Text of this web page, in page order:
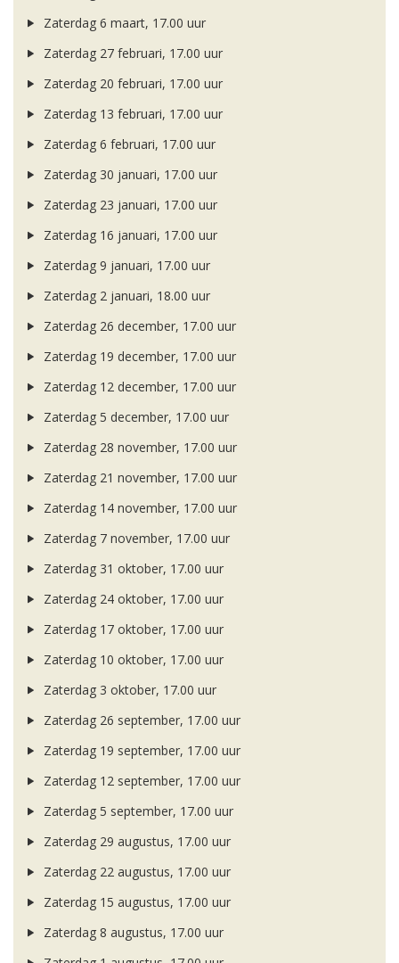
Zaterdag 6 maart, 17.00 uur
Zaterdag 27 februari, 17.00 uur
Zaterdag 20 februari, 17.00 uur
Zaterdag 13 februari, 17.00 uur
Zaterdag 6 februari, 17.00 uur
Zaterdag 30 januari, 17.00 uur
Zaterdag 23 januari, 17.00 uur
Zaterdag 16 januari, 17.00 uur
Zaterdag 9 januari, 17.00 uur
Zaterdag 2 januari, 18.00 uur
Zaterdag 26 december, 17.00 uur
Zaterdag 19 december, 17.00 uur
Zaterdag 12 december, 17.00 uur
Zaterdag 5 december, 17.00 uur
Zaterdag 28 november, 17.00 uur
Zaterdag 21 november, 17.00 uur
Zaterdag 14 november, 17.00 uur
Zaterdag 7 november, 17.00 uur
Zaterdag 31 oktober, 17.00 uur
Zaterdag 24 oktober, 17.00 uur
Zaterdag 17 oktober, 17.00 uur
Zaterdag 10 oktober, 17.00 uur
Zaterdag 3 oktober, 17.00 uur
Zaterdag 26 september, 17.00 uur
Zaterdag 19 september, 17.00 uur
Zaterdag 12 september, 17.00 uur
Zaterdag 5 september, 17.00 uur
Zaterdag 29 augustus, 17.00 uur
Zaterdag 22 augustus, 17.00 uur
Zaterdag 15 augustus, 17.00 uur
Zaterdag 8 augustus, 17.00 uur